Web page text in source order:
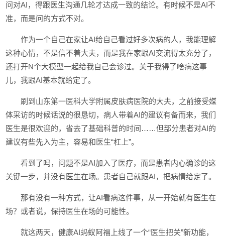
问对AI，得跟医生沟通几轮才达成一致的结论。有时候不是AI不
准，而是问的方式不对。
作为一个自己在家让AI给自己看过好多次病的人，我能理解
这种心情，不是信不着大夫，而是我在家跟AI交流得太充分了，
还打开N个大模型一起给我自己会诊过。关于我得了啥病这事
儿，我跟AI基本就给定了。
刷到山东第一医科大学附属皮肤病医院的大夫，之前接受媒
体采访的时候话说的很恳切，病人带着AI的建议有备而来，我们
医生是很欢迎的，省去了基础科普的时间……但部分患者对AI的
建议有些先入为主，容易和医生“杠上”。
看到了吗，问题不是AI加入了医疗，而是患者内心确诊的这
关键一步，并没有医生在场。患者自己就跟AI，把病情给定了。
那有没有一种方式，让AI看病这件事，从一开始就有医生在
场？或者说，保持医生在场的可能性。
就这两天，健康AI蚂蚁阿福上线了一个“医生把关”新功能，